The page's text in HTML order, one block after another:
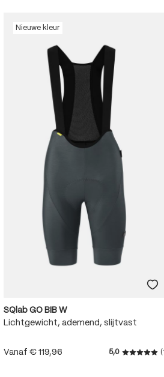
Nieuwe kleur
SQlab GO BIB W
Lichtgewicht, ademend, slijtvast
Vanaf € 119,96 5,0